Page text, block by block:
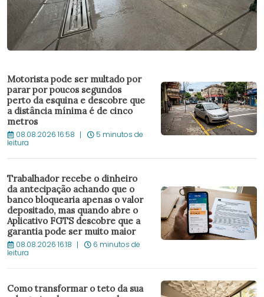
Motorista pode ser multado por
parar por poucos segundos
perto da esquina e descobre que
a distância mínima é de cinco
metros
08.08.2026 16:58 5 minutos de
leitura
Trabalhador recebe o dinheiro
da antecipação achando que o
banco bloquearia apenas o valor
depositado, mas quando abre o
Aplicativo FGTS descobre que a
garantia pode ser muito maior
08.08.2026 16:18 6 minutos de
leitura
Como transformar o teto da sua